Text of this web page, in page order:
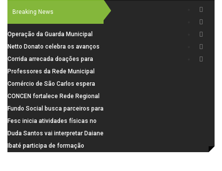
Breaking News
Operação da Guarda Municipal
resulta na prisão de foragido nas
imediações do Cemitério Nossa
Senhora do Carmo
Netto Donato celebra os avanços
na concepção do AME Cirúrgico
Corrida arrecada doações para
famílias vulneráveis
Professores da Rede Municipal
participam de formação sobre
Autismo
Comércio de São Carlos espera
crescimento de até 6% nas
vendas do Dia dos Pais
CONCEN fortalece Rede Regional
e São Carlos apresenta modelo de
referência
Fundo Social busca parceiros para
realizar o 11º Casamento
Solidário
Fesc inicia atividades físicas no
Bicão e amplia presença nos
espaços públicos
Duda Santos vai interpretar Daiane
dos Santos em filme sobre
Ibaté participa de formação